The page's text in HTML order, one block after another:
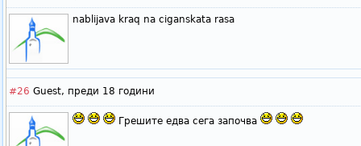
nablijava kraq na ciganskata rasa
#26 Guest, преди 18 години
Грешите едва сега започва